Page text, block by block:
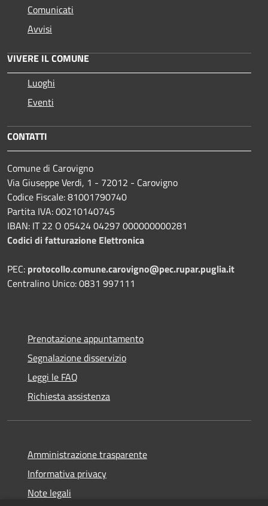
Comunicati
Avvisi
VIVERE IL COMUNE
Luoghi
Eventi
CONTATTI
Comune di Carovigno
Via Giuseppe Verdi, 1 - 72012 - Carovigno
Codice Fiscale: 81001790740
Partita IVA: 00210140745
IBAN: IT 22 O 05424 04297 000000000281
Codici di fatturazione Elettronica
PEC: protocollo.comune.carovigno@pec.rupar.puglia.it
Centralino Unico: 0831 997111
Prenotazione appuntamento
Segnalazione disservizio
Leggi le FAQ
Richiesta assistenza
Amministrazione trasparente
Informativa privacy
Note legali